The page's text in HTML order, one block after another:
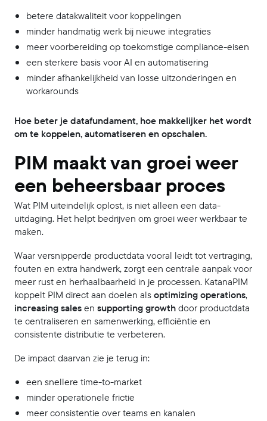
betere datakwaliteit voor koppelingen
minder handmatig werk bij nieuwe integraties
meer voorbereiding op toekomstige compliance-eisen
een sterkere basis voor AI en automatisering
minder afhankelijkheid van losse uitzonderingen en
workarounds
Hoe beter je datafundament, hoe makkelijker het wordt
om te koppelen, automatiseren en opschalen.
PIM maakt van groei weer
een beheersbaar proces
Wat PIM uiteindelijk oplost, is niet alleen een data-
uitdaging. Het helpt bedrijven om groei weer werkbaar te
maken.
Waar versnipperde productdata vooral leidt tot vertraging,
fouten en extra handwerk, zorgt een centrale aanpak voor
meer rust en herhaalbaarheid in je processen. KatanaPIM
koppelt PIM direct aan doelen alsoptimizing operations,
increasing salesen supporting growthdoor productdata
te centraliseren en samenwerking, efficiëntie en
consistente distributie te verbeteren.
De impact daarvan zie je terug in:
een snellere time-to-market
minder operationele frictie
meer consistentie over teams en kanalen